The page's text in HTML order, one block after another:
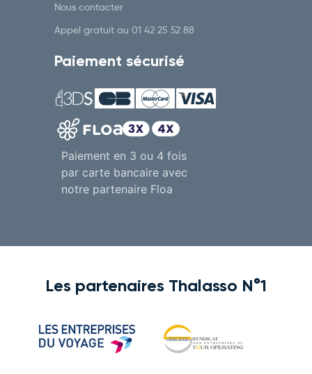
Nous contacter
Appel gratuit au 01 42 25 52 88
Paiement sécurisé
Paiement en 3 ou 4 fois
par carte bancaire avec
notre partenaire Floa
Les partenaires Thalasso N°1